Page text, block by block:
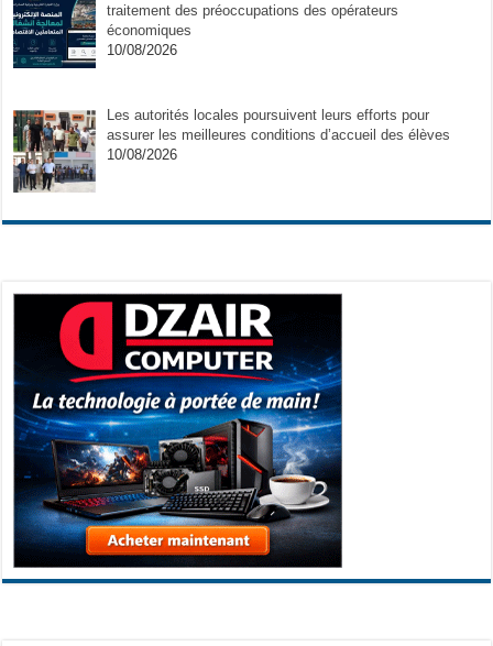
traitement des préoccupations des opérateurs
économiques
10/08/2026
Les autorités locales poursuivent leurs efforts pour
assurer les meilleures conditions d’accueil des élèves
10/08/2026